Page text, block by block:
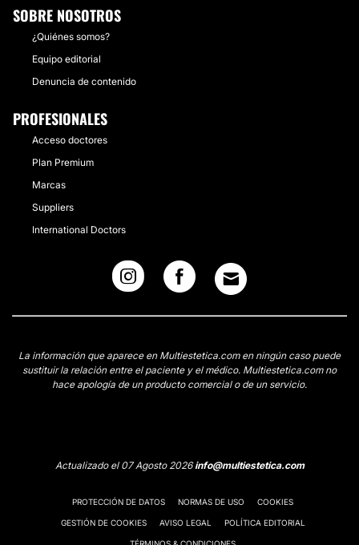
SOBRE NOSOTROS
¿Quiénes somos?
Equipo editorial
Denuncia de contenido
PROFESIONALES
Acceso doctores
Plan Premium
Marcas
Suppliers
International Doctors
La información que aparece en Multiestetica.com en ningún caso puede
sustituir la relación entre el paciente y el médico. Multiestetica.com no
hace apología de un producto comercial o de un servicio.
Actualizado el 07 Agosto 2026info@multiestetica.com
PROTECCIÓN DE DATOS NORMAS DE USO COOKIES
GESTIÓN DE COOKIES AVISO LEGAL POLÍTICA EDITORIAL